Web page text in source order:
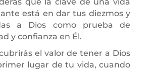
está en dar tus diezmos y
a Dios como prueba de
y confianza en Él.
el valor de tener a Dios
lugar de tu vida, cuando